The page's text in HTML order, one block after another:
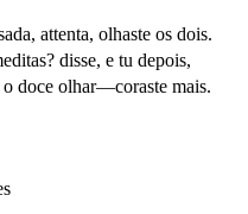
attenta, olhaste os dois.
disse, e tu depois,
doce olhar—coraste mais.